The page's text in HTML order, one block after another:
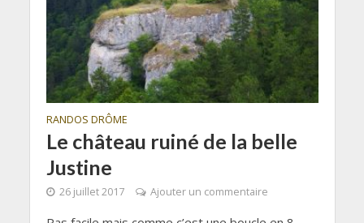
RANDOS DRÔME
Le château ruiné de la belle
Justine
26 juillet 2017 Ajouter un commentaire